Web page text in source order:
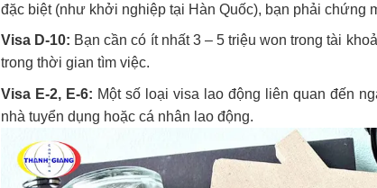
đặc biệt (như khởi nghiệp tại Hàn Quốc), bạn phải chứng
Visa D-10: Bạn cần có ít nhất 3 – 5 triệu won trong tài
trong thời gian tìm việc.
Visa E-2, E-6: Một số loại visa lao động liên quan đến
nhà tuyển dụng hoặc cá nhân lao động.